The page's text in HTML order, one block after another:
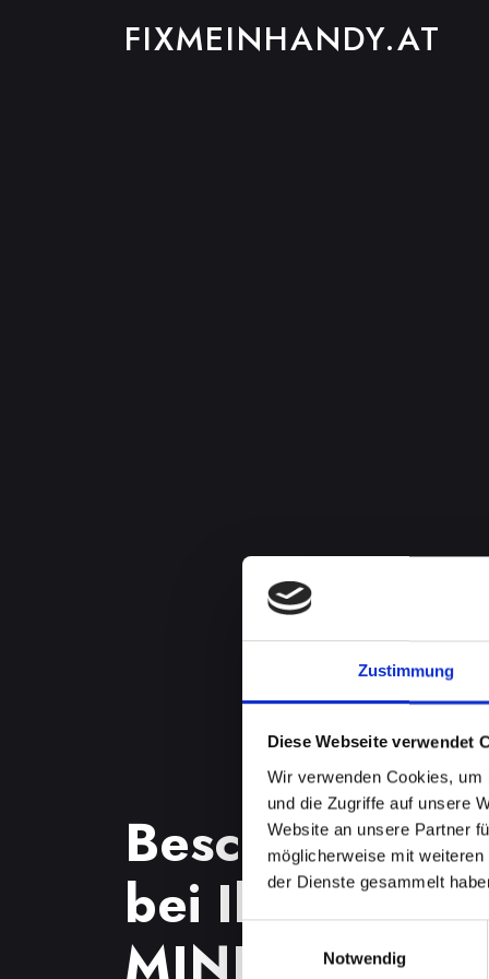
Zustimmung
Diese Webseite verwendet
Wir verwenden Cookies,
und die Zugriffe auf unsere
Website an unsere Partner
möglicherweise mit
der Dienste gesammelt
Notwendig
FIXMEINHANDY.AT
Beschädigtes
bei Ihrem